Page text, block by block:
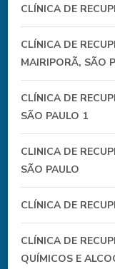
CLÍNICA DE
CLÍNICA DE
MAIRIPORÃ, SÃO
CLÍNICA DE
SÃO PAULO 1
CLINICA DE
SÃO PAULO
CLÍNICA DE
CLÍNICA DE
QUÍMICOS E